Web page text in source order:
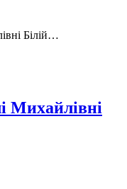
Білій…
Михайлівні